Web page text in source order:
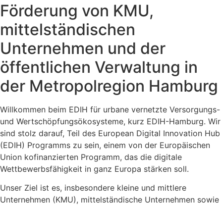
Förderung von KMU,
mittelständischen
Unternehmen und der
öffentlichen Verwaltung in
der Metropolregion Hamburg
Willkommen beim EDIH für urbane vernetzte Versorgungs-
und Wertschöpfungsökosysteme, kurz EDIH-Hamburg. Wir
sind stolz darauf, Teil des European Digital Innovation Hub
(EDIH) Programms zu sein, einem von der Europäischen
Union kofinanzierten Programm, das die digitale
Wettbewerbsfähigkeit in ganz Europa stärken soll.
Unser Ziel ist es, insbesondere kleine und mittlere
Unternehmen (KMU), mittelständische Unternehmen sowie